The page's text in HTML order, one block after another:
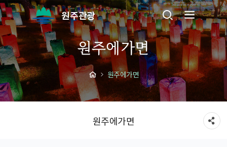
원주관광
원주에가면
원주에가면
원주에가면